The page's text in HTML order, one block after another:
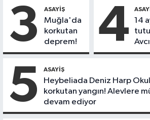
başkanı Yeni
Parti'ye
geçiyor
çok
ölü
var
3 ASAYIŞ
Muğla'da
korkutan
deprem!
4
14
5 ASAYIŞ
Heybeliada Deniz Harp
korkutan yangın! Alevlere
devam ediyor